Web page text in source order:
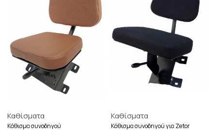
Καθίσματα
Κάθισμα συνοδηγού
Καθίσματα
Κάθισμα συνοδηγού για Zetor